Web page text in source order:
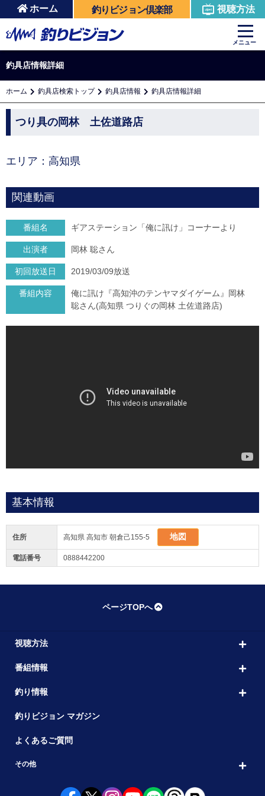
ホーム 釣りビジョン倶楽部 視聴方法
メニュー
釣具店情報詳細
ホーム 釣具店検索トップ 釣具店情報 釣具店情報詳細
つり具の岡林 土佐道路店
エリア：高知県
関連動画
番組名 ギアステーション「俺に訊け」コーナーより
出演者 岡林 聡さん
初回放送日 2019/03/09放送
番組内容
俺に訊け『高知沖のテンヤマダイゲーム』岡林
聡さん(高知県 つりぐの岡林 土佐道路店)
基本情報
住所 高知県 高知市 朝倉己155-5 地図
電話番号 0888442200
ページTOPへ
視聴方法
番組情報
釣り情報
釣りビジョン マガジン
よくあるご質問
その他